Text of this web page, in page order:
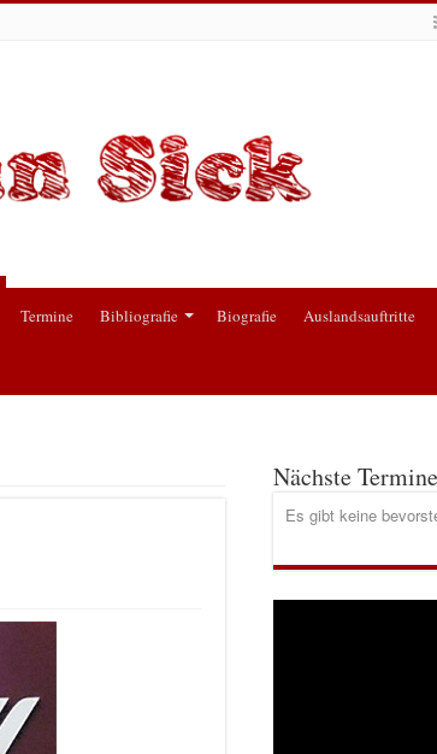
Termine Bibliografie Biografie Auslandsauftritte
Nächste Termine
Es gibt keine